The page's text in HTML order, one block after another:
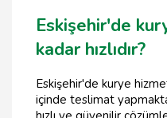
Eskişehir'de
kadar hızlıdır?
Eskişehir'de kurye
içinde teslimat